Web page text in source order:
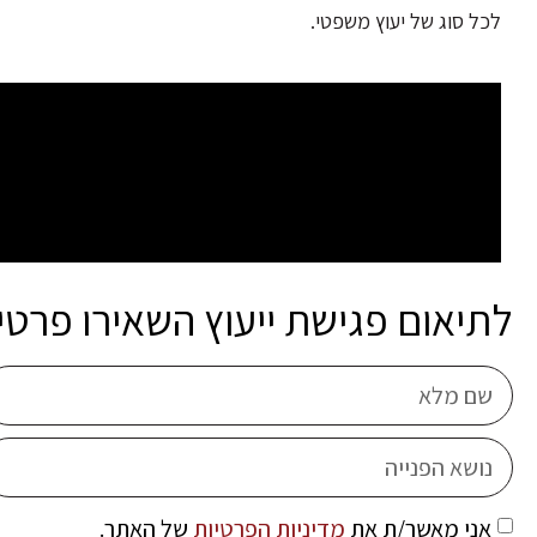
לכל סוג של יעוץ משפטי.
לתיאום פגישת ייעוץ השאירו
אני מאשר/ת את מדיניות הפרטיות של האתר.